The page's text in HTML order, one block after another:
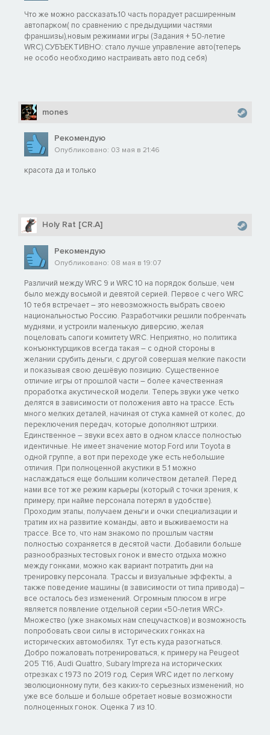
Что же можно рассказать.10 часть порадует расширенным
автопарком( по сравнению с предыдущими частями
франшизы),новым режимами игры (Задания + 50-летие
WRC).СУБЪЕКТИВНО: стало лучше управление авто(теперь
не особо необходимо настраивать авто под себя)
mones
Рекомендую
Опубликовано: 03 мая в 21:46
красота да и только
Holy Rat [CR.A]
Рекомендую
Опубликовано: 08 мая в 19:07
Различий между WRC 9 и WRC 10 на порядок больше, чем
было между восьмой и девятой серией. Первое с чего WRC
10 тебя встречает – это невозможность выбрать своею
национальностью Россию. Разработчики решили побренчать
муднями, и устроили маленькую диверсию, желая
поцеловать сапоги комитету WRC. Неприятно, но политика
конъюнктурщиков всегда такая – с одной стороны в
желании срубить деньги, с другой совершая мелкие пакости
и показывая свою дешёвую позицию. Существенное
отличие игры от прошлой части – более качественная
проработка акустической модели. Теперь звуки уже четко
делятся в зависимости от положения авто на трассе. Есть
много мелких деталей, начиная от стука камней от колес, до
переключения передач, которые дополняют штрихи.
Единственное – звуки всех авто в одном классе полностью
идентичные. Не имеет значение мотор Ford или Toyota в
одной группе, а вот при переходе уже есть небольшие
отличия. При полноценной акустики в 5.1 можно
наслаждаться еще большим количеством деталей. Перед
нами все тот же режим карьеры (который с точки зрения, к
примеру, при найме персонала потерял в удобстве).
Проходим этапы, получаем деньги и очки специализации и
тратим их на развитие команды, авто и выживаемости на
трассе. Все то, что нам знакомо по прошлым частям
полностью сохраняется в десятой части. Добавили больше
разнообразных тестовых гонок и вместо отдыха можно
между гонками, можно как вариант потратить дни на
тренировку персонала. Трассы и визуальные эффекты, а
также поведение машины (в зависимости от типа привода) –
все осталось без изменений. Огромным плюсом в игре
является появление отдельной серии «50-летия WRC».
Множество (уже знакомых нам спецучастков) и возможность
попробовать свои силы в исторических гонках на
исторических автомобилях. Тут есть куда разогнаться.
Добро пожаловать потренироваться, к примеру на Peugeot
205 T16, Audi Quattro, Subary Impreza на исторических
отрезках с 1973 по 2019 год. Серия WRC идет по легкому
эволюционному пути, без каких-то серьезных изменений, но
уже все больше и больше обретает новые возможности
полноценных гонок. Оценка 7 из 10.